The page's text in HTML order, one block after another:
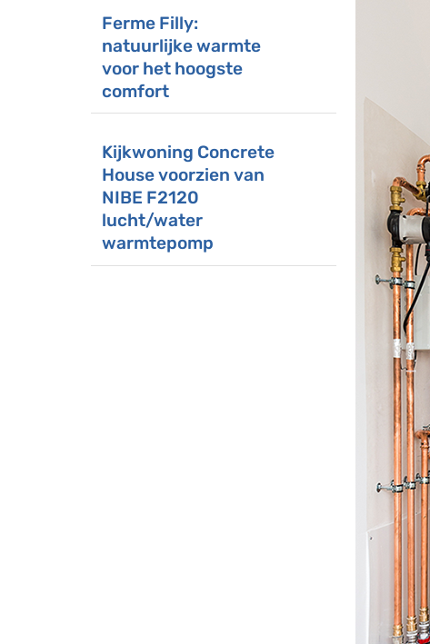
Ferme Filly:
natuurlijke warmte
voor het hoogste
comfort
Kijkwoning Concrete
House voorzien van
NIBE F2120
lucht/water
warmtepomp